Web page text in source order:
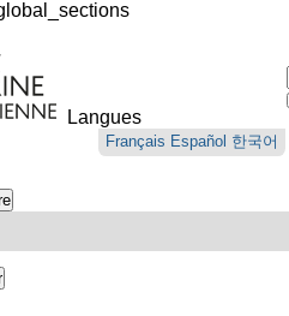
Langues
Français Español 한국어